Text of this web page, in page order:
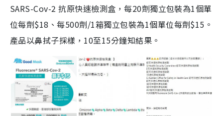
SARS-Cov-2 抗原快速檢測盒，每20劑獨立包裝為1個單
位每劑$18、每500劑/1箱獨立包裝為1個單位每劑$15。
產品以鼻拭子採樣，10至15分鐘知結果。